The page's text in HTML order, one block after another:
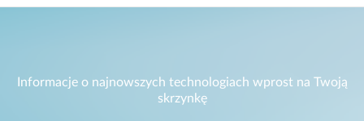
Informacje o najnowszych technologiach wprost na Twoją
skrzynkę